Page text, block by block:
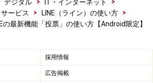
計画しましょう。
のものです。最新の内容をご確認くださ
のバージョンによっては画面表示、操作方
ります。
デジタル IT・インターネット
ービス
> LINE（ライン）の使い方
>
の最新機能「投票」の使い方【Android限定】
採用情報
広告掲載